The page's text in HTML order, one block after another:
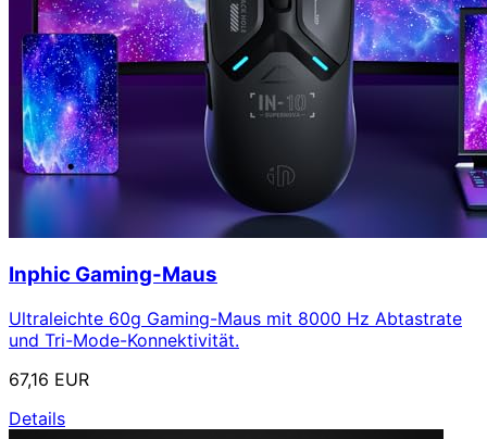
Inphic Gaming-Maus
Ultraleichte 60g Gaming-Maus mit 8000 Hz Abtastrate
und Tri-Mode-Konnektivität.
67,16 EUR
Details